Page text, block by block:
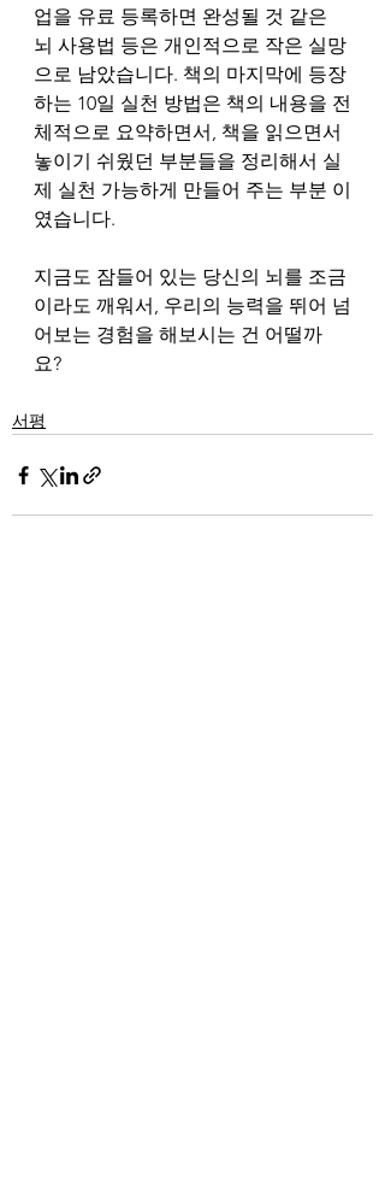
업을 유료 등록하면 완성될 것 같은
뇌 사용법 등은 개인적으로 작은 실망
으로 남았습니다. 책의 마지막에 등장
하는 10일 실천 방법은 책의 내용을 전
체적으로 요약하면서, 책을 읽으면서
놓이기 쉬웠던 부분들을 정리해서 실
제 실천 가능하게 만들어 주는 부분 이
였습니다.
지금도 잠들어 있는 당신의 뇌를 조금
이라도 깨워서, 우리의 능력을 뛰어 넘
어보는 경험을 해보시는 건 어떨까
요?
서평